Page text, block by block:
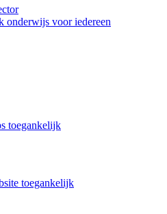
onderwijs voor iedereen
toegankelijk
toegankelijk